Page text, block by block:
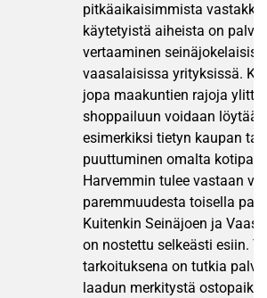
pitkäaikaisimmista
käytetyistä aiheista on
vertaaminen
vaasalaisissa yrityksissä.
jopa maakuntien rajoja
shoppailuun voidaan löytää
esimerkiksi tietyn kaupan tai
puuttuminen omalta
Harvemmin tulee vastaan
paremmuudesta toisella
Kuitenkin Seinäjoen ja
on nostettu selkeästi esiin.
tarkoituksena on tutkia
laadun merkitystä